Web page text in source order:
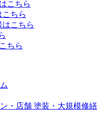
・店舗 塗装・大規模修繕